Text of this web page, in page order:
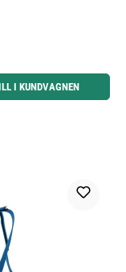
att öka eller minska kvantiteten.
I KUNDVAGNEN